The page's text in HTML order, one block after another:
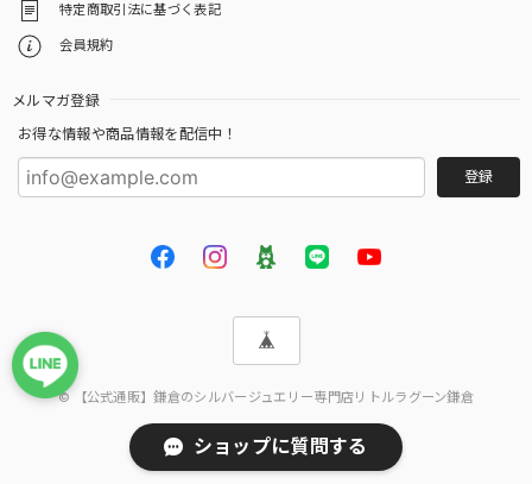
特定商取引法に基づく表記
会員規約
メルマガ登録
お得な情報や商品情報を配信中！
登録
© 【公式通販】鎌倉のシルバージュエリー専門店リトルラグーン鎌倉
ショップに質問する